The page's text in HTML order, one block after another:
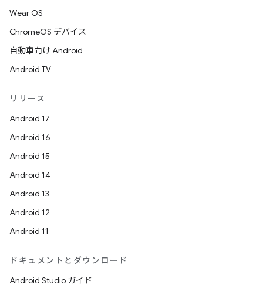
Wear OS
ChromeOS デバイス
自動車向け Android
Android TV
リリース
Android 17
Android 16
Android 15
Android 14
Android 13
Android 12
Android 11
ドキュメントとダウンロード
Android Studio ガイド